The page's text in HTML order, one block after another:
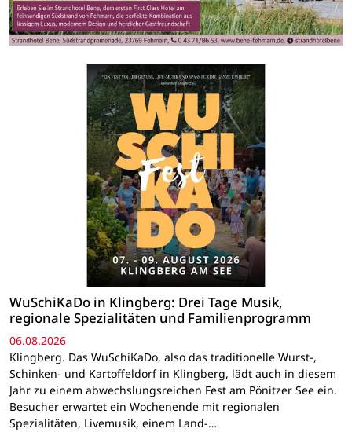
WuSchiKaDo in Klingberg: Drei Tage Musik,
regionale Spezialitäten und Familienprogramm
06.08.2026
Klingberg. Das WuSchiKaDo, also das traditionelle Wurst-,
Schinken- und Kartoffeldorf in Klingberg, lädt auch in diesem
Jahr zu einem abwechslungsreichen Fest am Pönitzer See ein.
Besucher erwartet ein Wochenende mit regionalen
Spezialitäten, Livemusik, einem Land-…